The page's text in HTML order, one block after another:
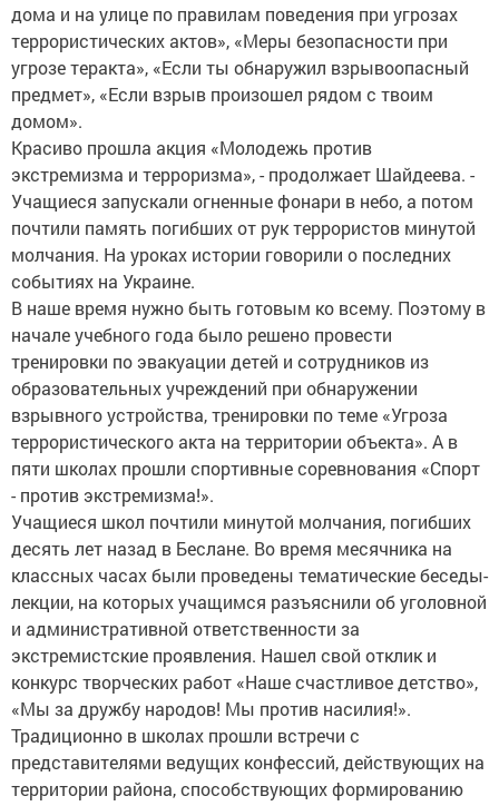
дома и на улице по правилам поведения при угрозах
террористических актов», «Меры безопасности при
угрозе теракта», «Если ты обнаружил взрывоопасный
предмет», «Если взрыв произошел рядом с твоим
домом».
Красиво прошла акция «Молодежь против
экстремизма и терроризма», - продолжает Шайдеева. -
Учащиеся запускали огненные фонари в небо, а потом
почтили память погибших от рук террористов минутой
молчания. На уроках истории говорили о последних
событиях на Украине.
В наше время нужно быть готовым ко всему. Поэтому в
начале учебного года было решено провести
тренировки по эвакуации детей и сотрудников из
образовательных учреждений при обнаружении
взрывного устройства, тренировки по теме «Угроза
террористического акта на территории объекта». А в
пяти школах прошли спортивные соревнования «Спорт
- против экстремизма!».
Учащиеся школ почтили минутой молчания, погибших
десять лет назад в Беслане. Во время месячника на
классных часах были проведены тематические беседы-
лекции, на которых учащимся разъяснили об уголовной
и административной ответственности за
экстремистские проявления. Нашел свой отклик и
конкурс творческих работ «Наше счастливое детство»,
«Мы за дружбу народов! Мы против насилия!».
Традиционно в школах прошли встречи с
представителями ведущих конфессий, действующих на
территории района, способствующих формированию